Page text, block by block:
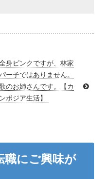
身ピンクですが、林家
ー子ではありません。
のお姉さんです。【カ
ンボジア生活】
職にご興味が